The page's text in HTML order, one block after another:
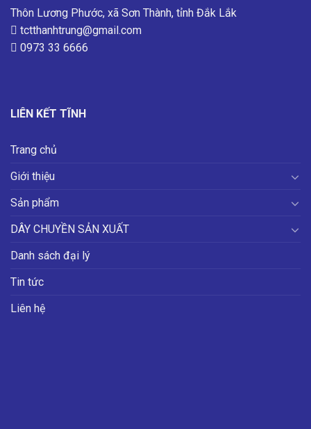
Thôn Lương Phước, xã Sơn Thành, tỉnh Đắk Lắk
tctthanhtrung@gmail.com
0973 33 6666
LIÊN KẾT TĨNH
Trang chủ
Giới thiệu
Sản phẩm
DÂY CHUYỀN SẢN XUẤT
Danh sách đại lý
Tin tức
Liên hệ